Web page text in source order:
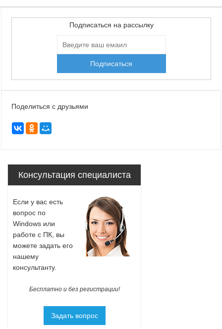
Подписаться на рассылку
Поделиться с друзьями
Консультация специалиста
Если у вас есть
вопрос по
Windows или
работе с ПК, вы
можете задать его
нашему
консультанту.
Бесплатно и без регистрации!
Задать вопрос